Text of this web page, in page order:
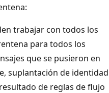
trabajar con todos los
para todos los
que se pusieron en
suplantación de identidad
de reglas de flujo